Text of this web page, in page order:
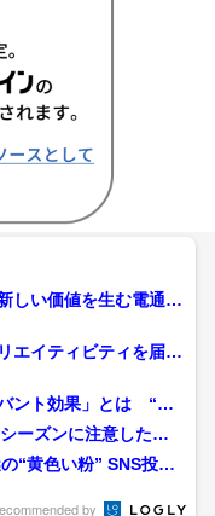
しい価値を生む電通の
エイティビティを届け
ント効果」とは “師
ーズンに注意した
“黄色い粉” SNS投稿
by